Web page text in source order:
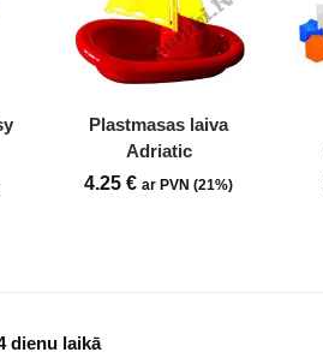
Plastmasas laiva
Adriatic
4.25€ ar PVN (21%)
dienu laikā